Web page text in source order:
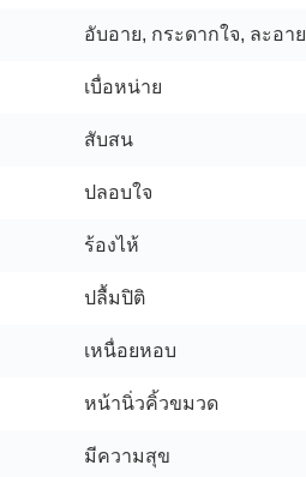
อับอาย, กระดากใจ, ละอาย
เบื่อหน่าย
สับสน
ปลอบใจ
ร้องไห้
ปลื้มปิติ
เหนื่อยหอบ
หน้านิ่วคิ้วขมวด
มีความสุข